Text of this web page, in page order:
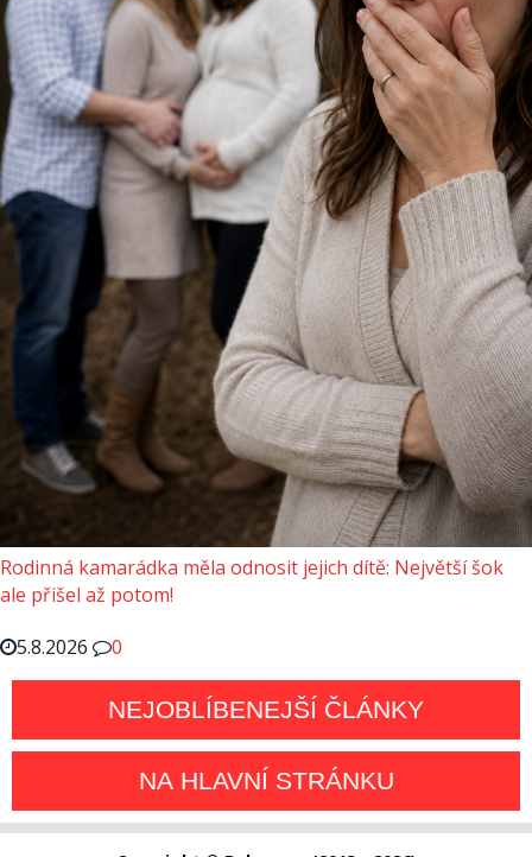
Rodinná kamarádka měla odnosit jejich dítě: Největší šok
ale přišel až potom!
5.8.2026
0
NEJOBLÍBENEJŠÍ ČLÁNKY
NA HLAVNÍ STRÁNKU